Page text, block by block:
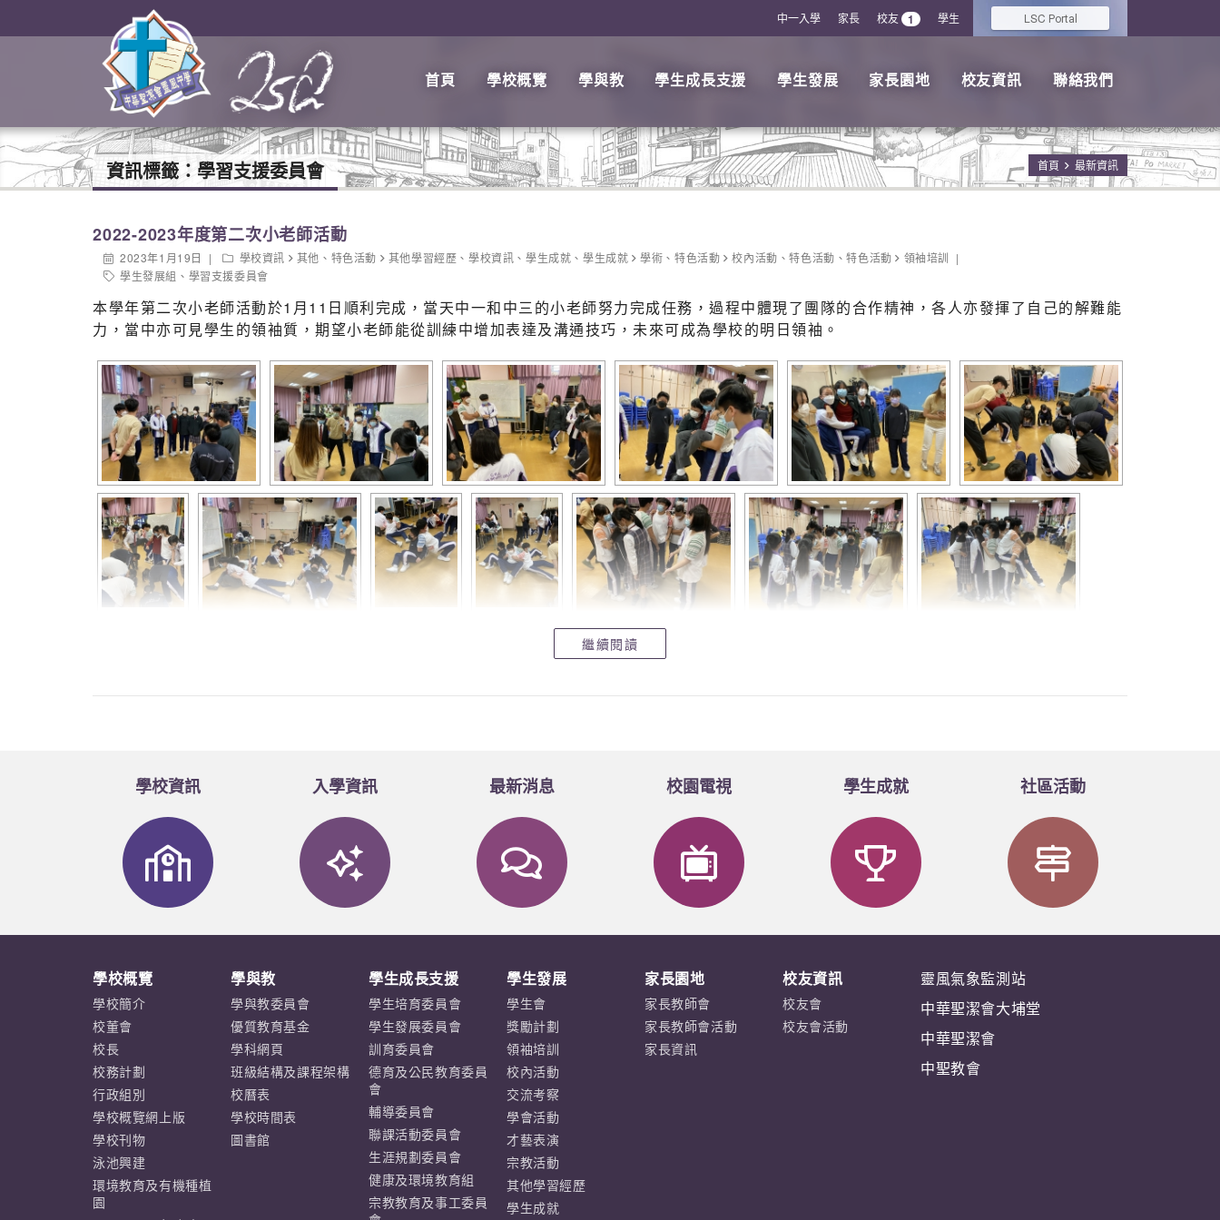
中一入學 家長 校友 1 學生 LSC Portal
首頁 學校概覽 學與教 學生成長支援 學生發展 家長園地 校友資訊 聯絡我們
首頁 最新資訊
資訊標籤： 學習支援委員會
2022-2023年度第二次小老師活動
2023年1月19日 學校資訊 其他 、 特色活動 其他學習經歷 、學校資訊 、學生成就 、學生成就 學術 、特色活動 校內活動 、特色活動 、特色活動
領袖培訓
學生發展組 、 學習支援委員會
本學年第二次小老師活動於1月11日順利完成，當天中一和中三的小老師努力完成任務，過程中體現了團隊的合作精神，各人亦發揮了自己的解難能
力，當中亦可見學生的領袖質，期望小老師能從訓練中增加表達及溝通技巧，未來可成為學校的明日領袖。
繼續閱讀
學校資訊 入學資訊 最新消息 校園電視 學生成就 社區活動
學校概覽
學校簡介
校董會
校長
校務計劃
行政組別
學校概覽網上版
學校刊物
泳池興建
環境教育及有機種植
園
學與教
學與教委員會
優質教育基金
學科網頁
班級結構及課程架構
校曆表
學校時間表
圖書館
學生成長支援
學生培育委員會
學生發展委員會
訓育委員會
德育及公民教育委員
會
輔導委員會
聯課活動委員會
生涯規劃委員會
健康及環境教育組
宗教教育及事工委員
學生發展
學生會
獎勵計劃
領袖培訓
校內活動
交流考察
學會活動
才藝表演
宗教活動
其他學習經歷
學生成就
家長園地
家長教師會
家長教師會活動
家長資訊
校友資訊
校友會
校友會活動
靈風氣象監測站
中華聖潔會大埔堂
中華聖潔會
中聖教會